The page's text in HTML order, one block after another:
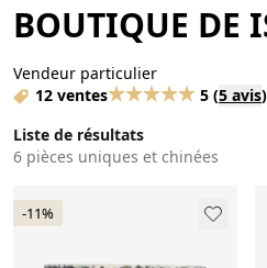
BOUTIQUE DE
Vendeur particulier
12 ventes
5 (5 avis)
Liste de résultats
6 pièces uniques et chinées
-11%